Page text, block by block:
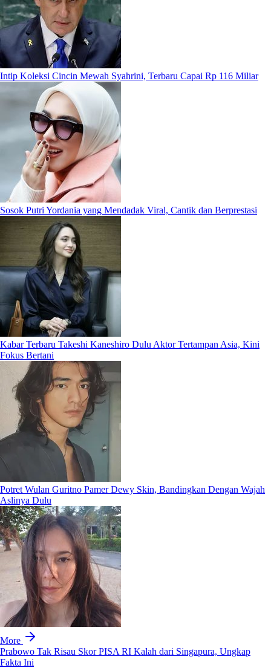
Intip Koleksi Cincin Mewah Syahrini, Terbaru Capai Rp 116 Miliar
Sosok Putri Yordania yang Mendadak Viral, Cantik dan Berprestasi
Kabar Terbaru Takeshi Kaneshiro Dulu Aktor Tertampan Asia, Kini
Fokus Bertani
Potret Wulan Guritno Pamer Dewy Skin, Bandingkan Dengan Wajah
Aslinya Dulu
More
Prabowo Tak Risau Skor PISA RI Kalah dari Singapura, Ungkap
Fakta Ini